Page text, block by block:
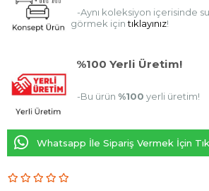
-Aynı koleksiyon içerisinde
görmek içintıklayınız!
%100 Yerli Üretim!
-Bu ürün %100 yerli üretim!
Whatsapp İle Sipariş Vermek İçin